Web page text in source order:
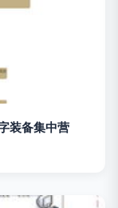
装备集中营